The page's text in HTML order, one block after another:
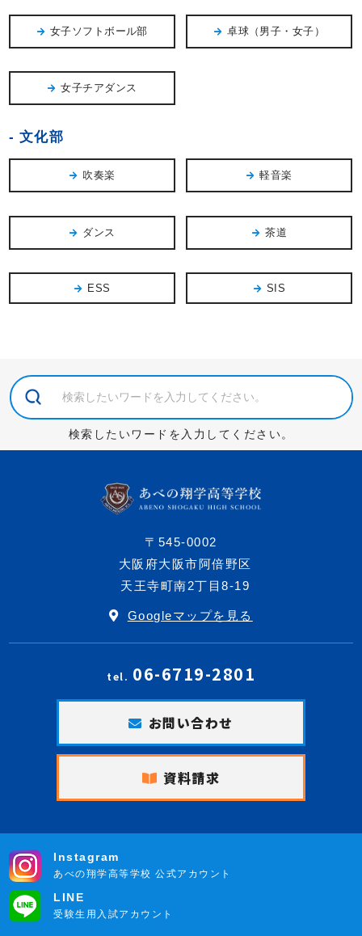
女子ソフトボール部 卓球（男子・女子）
女子チアダンス
文化部
吹奏楽 軽音楽
ダンス 茶道
ESS SIS
検索したいワードを入力してください。
〒545-0002
大阪府大阪市阿倍野区
天王寺町南2丁目8-19
Googleマップを見る
tel. 06-6719-2801
お問い合わせ
資料請求
Instagram
あべの翔学高等学校 公式アカウント
LINE
受験生用入試アカウント